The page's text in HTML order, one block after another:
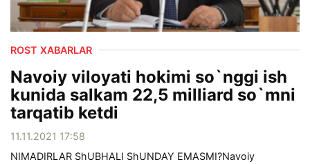
ROST XABARLAR
Navoiy viloyati hokimi so`nggi ish
kunida salkam 22,5 milliard so`mni
tarqatib ketdi
11.11.2021 17:58
NIMADIRLAR ShUBHALI ShUNDAY EMASMI?Navoiy